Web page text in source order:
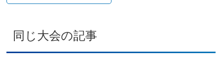
同じ大会の記事